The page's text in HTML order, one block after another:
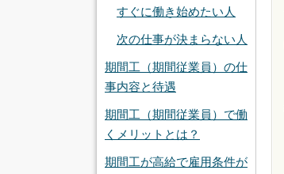
すぐに働き始めたい人
次の仕事が決まらない人
期間工（期間従業員）の仕
事内容と待遇
期間工（期間従業員）で働
くメリットとは？
期間工が高給で雇用条件が